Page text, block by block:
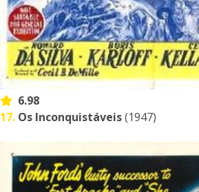
6.98
17. Os Inconquistáveis(1947)